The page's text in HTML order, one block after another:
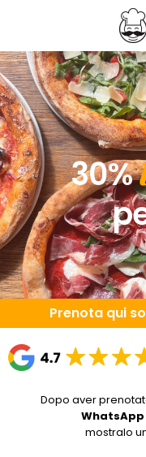
30%
Prenota qui
Dopo aver
WhatsApp
mostralo